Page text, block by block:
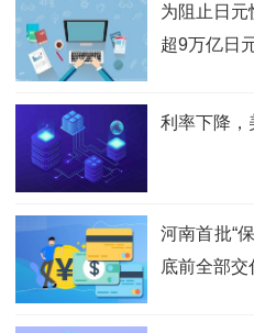
为阻止日元
超9万亿日
利率下降，
河南首批“
底前全部交